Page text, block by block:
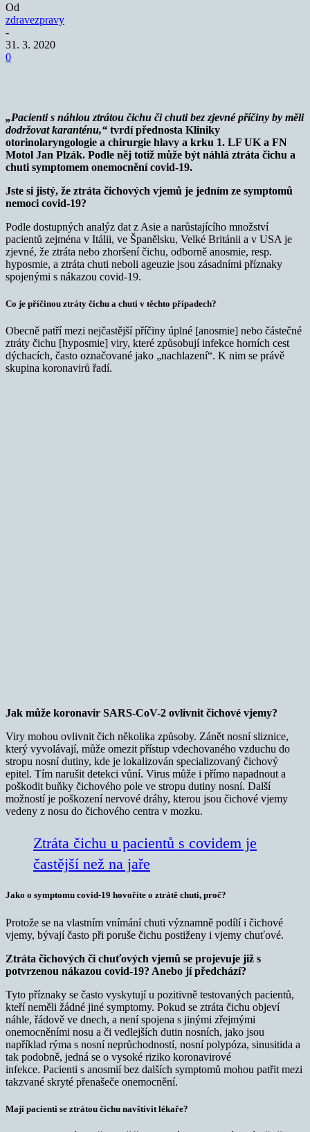
Od
zdravezpravy
-
31. 3. 2020
0
„Pacienti s náhlou ztrátou čichu či chuti bez zjevné příčiny by měli
dodržovat karanténu,“ tvrdí přednosta Kliniky
otorinolaryngologie a chirurgie hlavy a krku 1. LF UK a FN
Motol Jan Plzák. Podle něj totiž může být náhlá ztráta čichu a
chuti symptomem onemocnění covid-19.
Jste si jistý, že ztráta čichových vjemů je jedním ze symptomů
nemoci covid-19?
Podle dostupných analýz dat z Asie a narůstajícího množství
pacientů zejména v Itálii, ve Španělsku, Velké Británii a v USA je
zjevné, že ztráta nebo zhoršení čichu, odborně anosmie, resp.
hyposmie, a ztráta chuti neboli ageuzie jsou zásadními příznaky
spojenými s nákazou covid-19.
Co je příčinou ztráty čichu a chuti v těchto případech?
Obecně patří mezi nejčastější příčiny úplné [anosmie] nebo částečné
ztráty čichu [hyposmie] viry, které způsobují infekce horních cest
dýchacích, často označované jako „nachlazení“. K nim se právě
skupina koronavirů řadí.
Jak může koronavir SARS-CoV-2 ovlivnit čichové vjemy?
Viry mohou ovlivnit čich několika způsoby. Zánět nosní sliznice,
který vyvolávají, může omezit přístup vdechovaného vzduchu do
stropu nosní dutiny, kde je lokalizován specializovaný čichový
epitel. Tím narušit detekci vůní. Virus může i přímo napadnout a
poškodit buňky čichového pole ve stropu dutiny nosní. Další
možností je poškození nervové dráhy, kterou jsou čichové vjemy
vedeny z nosu do čichového centra v mozku.
Ztráta čichu u pacientů s covidem je
častější než na jaře
Jako o symptomu covid-19 hovoříte o ztrátě chuti, proč?
Protože se na vlastním vnímání chuti významně podílí i čichové
vjemy, bývají často při poruše čichu postiženy i vjemy chuťové.
Ztráta čichových či chuťových vjemů se projevuje již s
potvrzenou nákazou covid-19? Anebo jí předchází?
Tyto příznaky se často vyskytují u pozitivně testovaných pacientů,
kteří neměli žádné jiné symptomy. Pokud se ztráta čichu objeví
náhle, řádově ve dnech, a není spojena s jinými zřejmými
onemocněními nosu a či vedlejších dutin nosních, jako jsou
například rýma s nosní neprůchodností, nosní polypóza, sinusitida a
tak podobně, jedná se o vysoké riziko koronavirové
infekce. Pacienti s anosmií bez dalších symptomů mohou patřit mezi
takzvané skryté přenašeče onemocnění.
Mají pacienti se ztrátou čichu navštívit lékaře?